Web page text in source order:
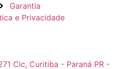
Garantia
e Privacidade
Cic, Curitiba - Paraná PR -